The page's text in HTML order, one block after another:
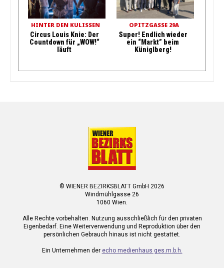
HINTER DEN KULISSEN
Circus Louis Knie: Der
Countdown für „WOW!“
läuft
OPITZGASSE 29A
Super! Endlich wieder
ein “Markt” beim
Küniglberg!
© WIENER BEZIRKSBLATT GmbH 2026
Windmühlgasse 26
1060 Wien.
Alle Rechte vorbehalten. Nutzung ausschließlich für den privaten
Eigenbedarf. Eine Weiterverwendung und Reproduktion über den
persönlichen Gebrauch hinaus ist nicht gestattet.
Ein Unternehmen der echo medienhaus ges.m.b.h.